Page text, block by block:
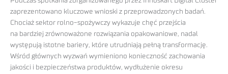
zaprezentowano kluczowe wnioski z przeprowadzonych badań.
Chociaż sektor rolno-spożywczy wykazuje chęć przejścia
na bardziej zrównoważone rozwiązania opakowaniowe, nadal
występują istotne bariery, które utrudniają pełną transformację.
Wśród głównych wyzwań wymieniono konieczność zachowania
jakości i bezpieczeństwa produktów, wydłużenie okresu